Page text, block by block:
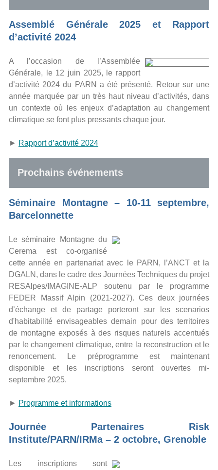
Assemblé Générale 2025 et Rapport
d’activité 2024
A l’occasion de l’Assemblée
Générale, le 12 juin 2025, le rapport
d’activité 2024 du PARN a été présenté. Retour sur une
année marquée par un très haut niveau d’activités, dans
un contexte où les enjeux d’adaptation au changement
climatique se font plus pressants chaque jour.
► Rapport d’activité 2024
Prochains événements
Séminaire Montagne – 10-11 septembre,
Barcelonnette
Le séminaire Montagne du
Cerema est co-organisé
cette année en partenariat avec le PARN, l’ANCT et la
DGALN, dans le cadre des Journées Techniques du projet
RESAlpes/IMAGINE-ALP soutenu par le programme
FEDER Massif Alpin (2021-2027). Ces deux journées
d’échange et de partage porteront sur les scenarios
d'habitabilité envisageables demain pour des territoires
de montagne exposés à des risques naturels accentués
par le changement climatique, entre la reconstruction et le
renoncement. Le préprogramme est maintenant
disponible et les inscriptions seront ouvertes mi-
septembre 2025.
► Programme et informations
Journée Partenaires Risk
Institute/PARN/IRMa – 2 octobre, Grenoble
Les inscriptions sont